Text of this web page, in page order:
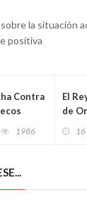
la situación
positiva
Contra
1986
El
de